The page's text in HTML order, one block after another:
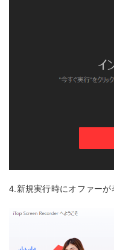
4.新規実行時にオファーが